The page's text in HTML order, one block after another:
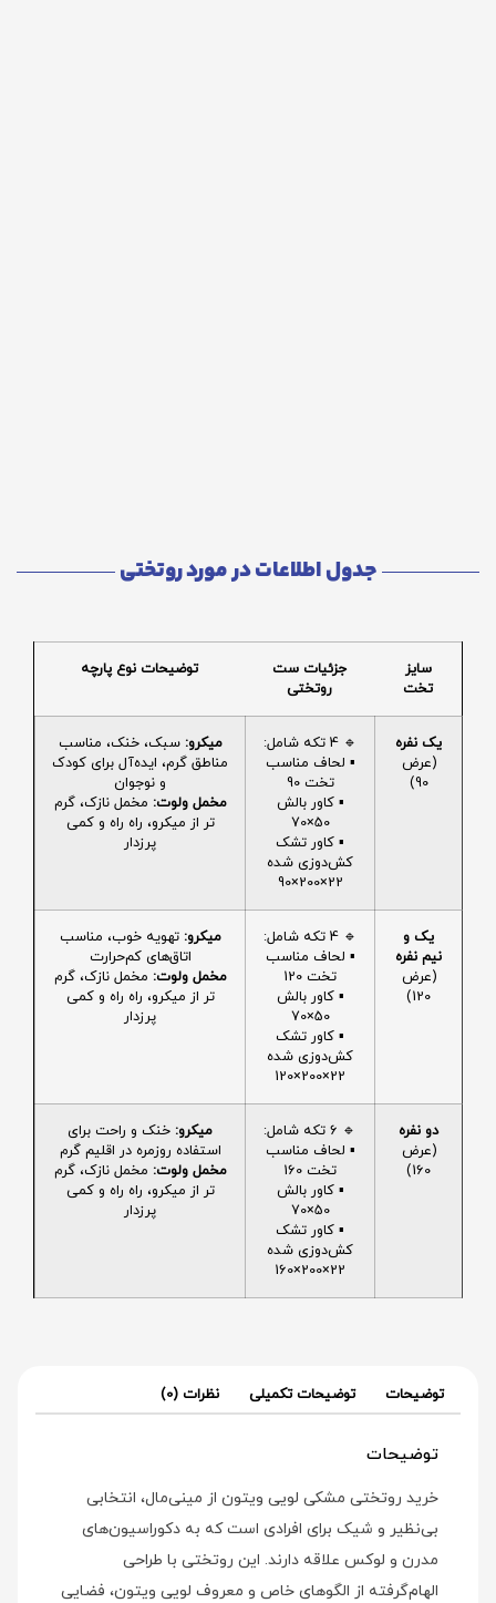
جدول اطلاعات در مورد روتختی
سایز
تخت
جزئیات ست
روتختی
توضیحات نوع پارچه
یک نفره
(عرض
90)
🔹 4 تکه شامل:
▪️ لحاف مناسب
تخت 90
▪️ کاور بالش
50×70
▪️ کاور تشک
کش‌دوزی شده
22×200×90
میکرو: سبک، خنک، مناسب
مناطق گرم، ایده‌آل برای کودک
و نوجوان
مخمل ولوت: مخمل نازک، گرم
تر از میکرو، راه راه و کمی
پرزدار
یک و
نیم نفره
(عرض
120)
🔹 4 تکه شامل:
▪️ لحاف مناسب
تخت 120
▪️ کاور بالش
50×70
▪️ کاور تشک
کش‌دوزی شده
22×200×120
میکرو: تهویه خوب، مناسب
اتاق‌های کم‌حرارت
مخمل ولوت: مخمل نازک، گرم
تر از میکرو، راه راه و کمی
پرزدار
دو نفره
(عرض
160)
🔹 6 تکه شامل:
▪️ لحاف مناسب
تخت 160
▪️ کاور بالش
50×70
▪️ کاور تشک
کش‌دوزی شده
22×200×160
میکرو: خنک و راحت برای
استفاده روزمره در اقلیم گرم
مخمل ولوت: مخمل نازک، گرم
تر از میکرو، راه راه و کمی
پرزدار
توضیحات توضیحات تکمیلی نظرات (0)
توضیحات
خرید روتختی مشکی لویی ویتون از مینی‌مال، انتخابی
بی‌نظیر و شیک برای افرادی است که به دکوراسیون‌های
مدرن و لوکس علاقه دارند. این روتختی با طراحی
الهام‌گرفته از الگوهای خاص و معروف لویی ویتون، فضایی